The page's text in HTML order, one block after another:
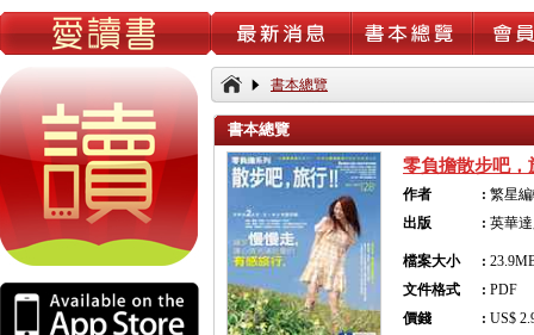
書本總覽
書本總覽
零負擔散步吧，
作者 : 繁星
出版
: 英華
檔案大小 :
文件格式
: PDF
價錢
: US$